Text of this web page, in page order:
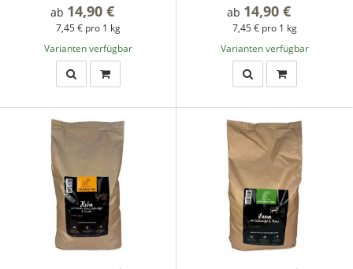
ab 14,90 €
7,45 € pro 1 kg
Varianten verfügbar
ab 14,90 €
7,45 € pro 1 kg
Varianten verfügbar